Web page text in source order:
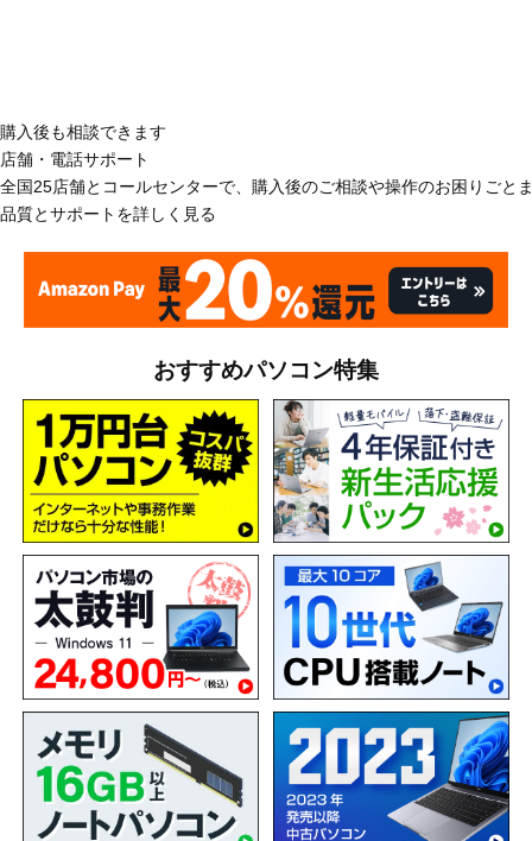
購入後も相談できます
店舗・電話サポート
全国25店舗とコールセンターで、購入後のご相談や操作のお困りごと
品質とサポートを詳しく見る
おすすめパソコン特集